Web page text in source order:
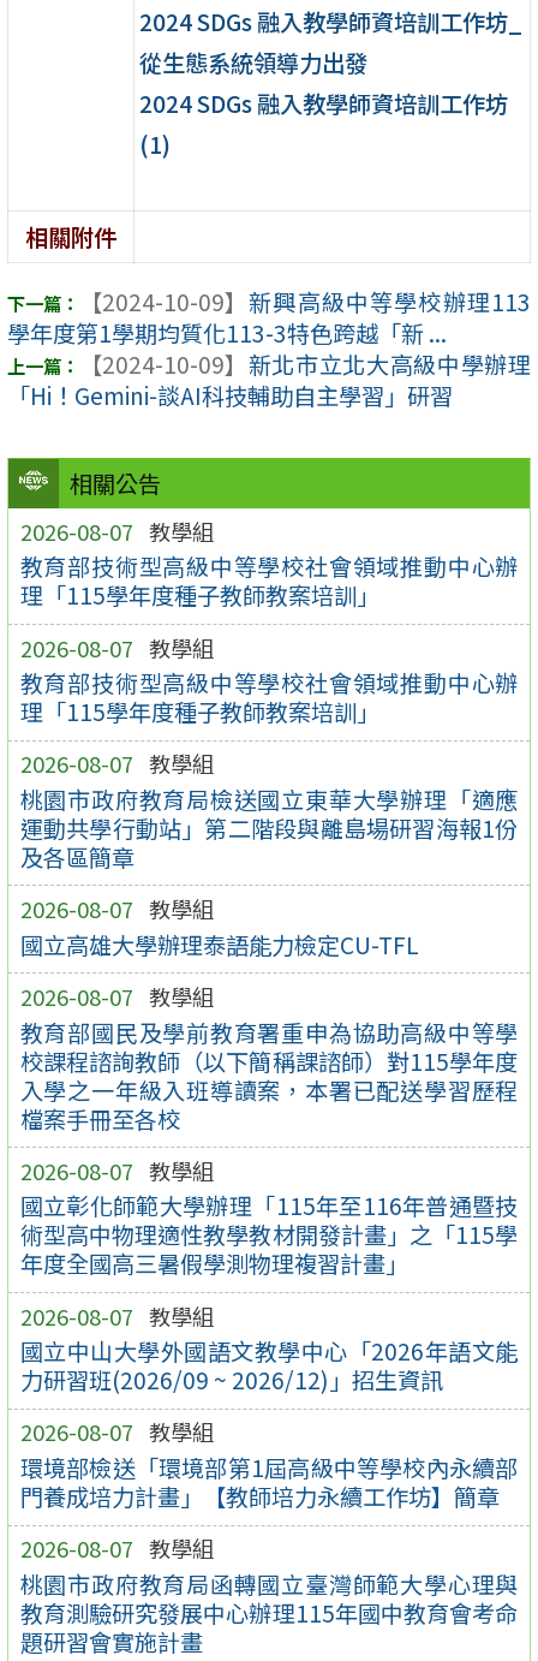
相關公告
2026-08-07 教學組
教育部技術型高級中等學校社會領域推動中心辦
理「115學年度種子教師教案培訓」
2026-08-07 教學組
教育部技術型高級中等學校社會領域推動中心辦
理「115學年度種子教師教案培訓」
2026-08-07 教學組
桃園市政府教育局檢送國立東華大學辦理「適應
運動共學行動站」第二階段與離島場研習海報1份
及各區簡章
2026-08-07 教學組
國立高雄大學辦理泰語能力檢定CU-TFL
2026-08-07 教學組
教育部國民及學前教育署重申為協助高級中等學
校課程諮詢教師（以下簡稱課諮師）對115學年度
入學之一年級入班導讀案，本署已配送學習歷程
檔案手冊至各校
2026-08-07 教學組
國立彰化師範大學辦理「115年至116年普通暨技
術型高中物理適性教學教材開發計畫」之「115學
年度全國高三暑假學測物理複習計畫」
2026-08-07 教學組
國立中山大學外國語文教學中心「2026年語文能
力研習班(2026/09 ~ 2026/12)」招生資訊
2026-08-07 教學組
環境部檢送「環境部第1屆高級中等學校內永續部
門養成培力計畫」【教師培力永續工作坊】簡章
2026-08-07 教學組
桃園市政府教育局函轉國立臺灣師範大學心理與
教育測驗研究發展中心辦理115年國中教育會考命
題研習會實施計畫
2024 SDGs 融入教學師資培訓工作坊_
從生態系統領導力出發
2024 SDGs 融入教學師資培訓工作坊
(1)
相關附件
【2024-10-09】 新興高級中等學校辦理113
學年度第1學期均質化113-3特色跨越「新 ...
【2024-10-09】 新北市立北大高級中學辦理
「Hi！Gemini-談AI科技輔助自主學習」研習